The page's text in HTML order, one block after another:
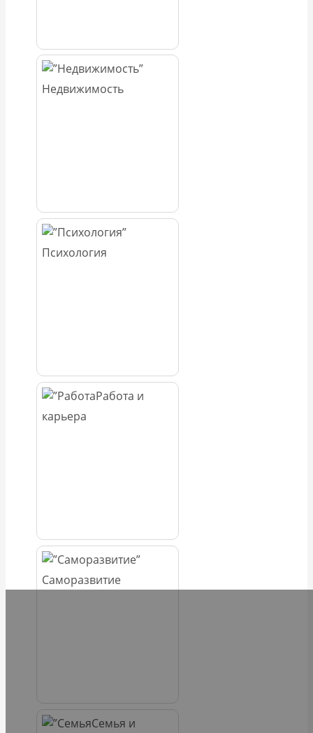
Недвижимость
Психология
Работа и
карьера
Саморазвитие
Семья и